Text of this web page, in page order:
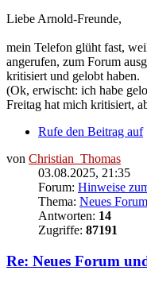
Liebe Arnold-Freunde,
mein Telefon glüht fast,
angerufen, zum Forum
kritisiert und gelobt haben.
(Ok, erwischt: ich habe
Freitag hat mich kritisiert,
Rufe den Beitrag auf
von Christian_Thomas
03.08.2025, 21:35
Forum: Hinweise
Thema: Neues
Antworten: 14
Zugriffe: 87191
Re: Neues Forum